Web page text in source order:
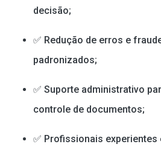
decisão;
✅ Redução de erros e
padronizados;
✅ Suporte administrativo
controle de documentos;
✅ Profissionais